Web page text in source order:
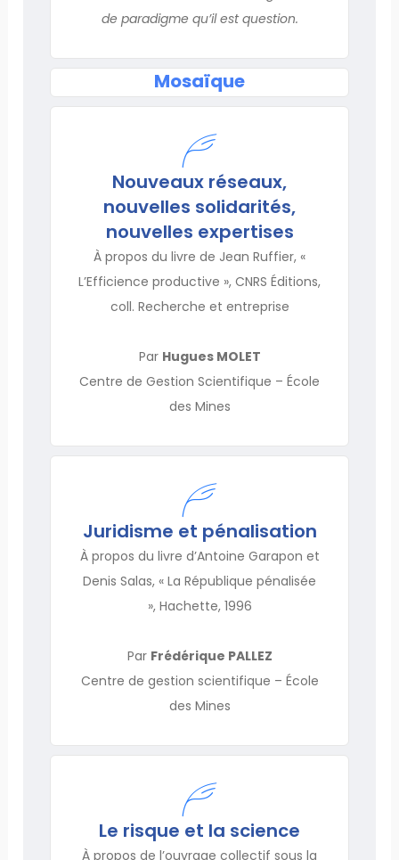
de paradigme qu’il est question.
Mosaïque
Nouveaux réseaux,
nouvelles solidarités,
nouvelles expertises
À propos du livre de Jean Ruffier, «
L’Efficience productive », CNRS Éditions,
coll. Recherche et entreprise
Par Hugues MOLET
Centre de Gestion Scientifique – École
des Mines
Juridisme et pénalisation
À propos du livre d’Antoine Garapon et
Denis Salas, « La République pénalisée
», Hachette, 1996
Par Frédérique PALLEZ
Centre de gestion scientifique – École
des Mines
Le risque et la science
À propos de l’ouvrage collectif sous la